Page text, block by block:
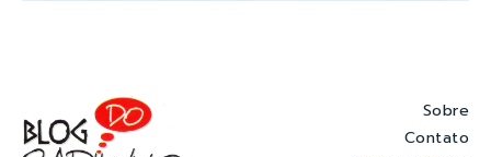
Sobre
Contato